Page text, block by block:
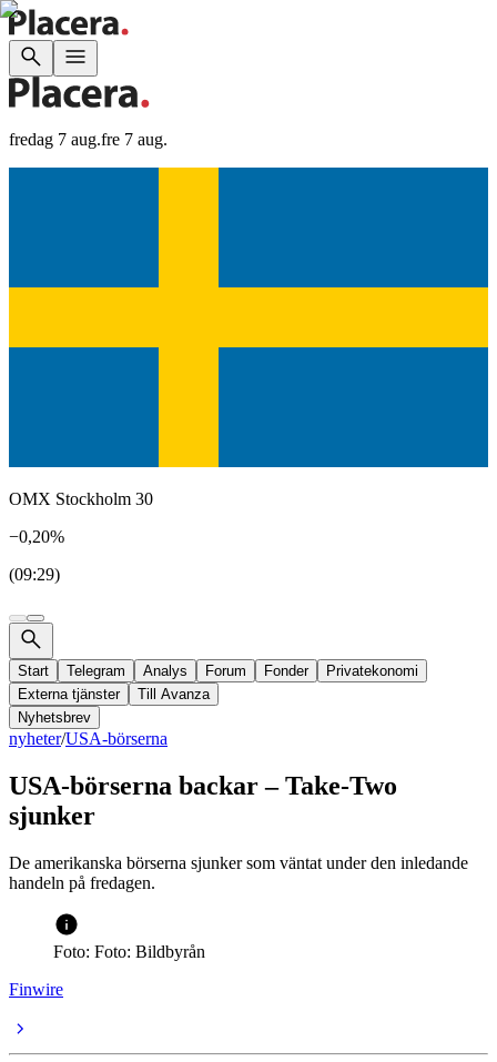
fredag 7 aug.fre 7 aug.
OMX Stockholm 30
−0,20%
(09:29)
Start Telegram Analys Forum Fonder
Privatekonomi
Externa tjänster
Till Avanza
Nyhetsbrev
nyheter/USA-börserna
USA-börserna backar – Take-Two
sjunker
De amerikanska börserna sjunker som väntat under den inledande
handeln på fredagen.
Foto: Foto: Bildbyrån
Finwire